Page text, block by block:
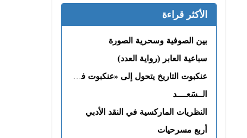
الأكثر قراءة
بين الصوفية وسحرية الصورة
سباعية العابر (رواية العدد)
عنكبوت التاريخ يتحول إلى «عنكبوت فى القلب»
الــسَعــــد
النظريات الماركسية في النقد الأدبي
أربع مسرحيات